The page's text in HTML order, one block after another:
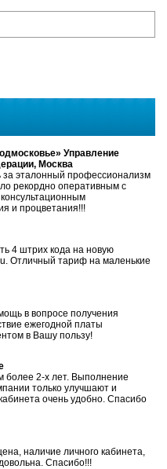
Управление
Москва
эталонный профессионализм
рекордно оперативным с
и процветания!!!
4 штрих кода на новую
Отличный тариф на маленькие
в вопросе получения
ежегодной платы
в Вашу пользу!
более 2-х лет. Выполнение
только улучшают и
очень удобно. Спасибо
наличие личного кабинета,
Спасибо!!!